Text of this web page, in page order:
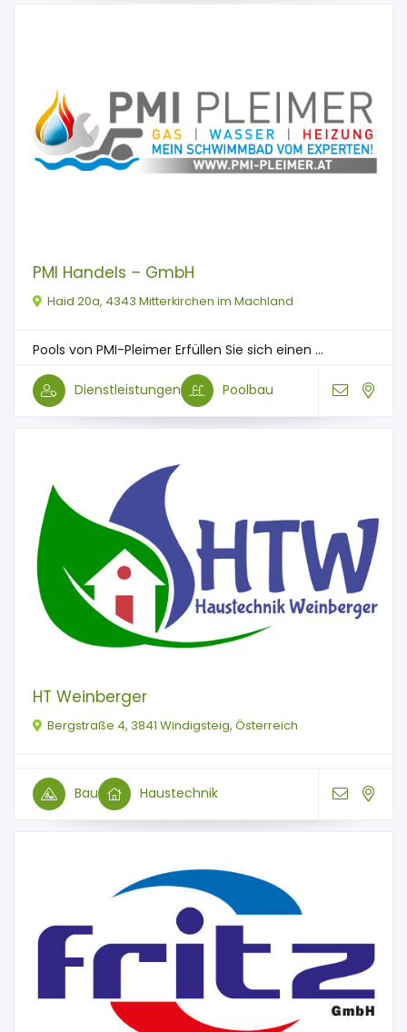
PMI Handels – GmbH
Haid 20a, 4343 Mitterkirchen im Machland
Pools von PMI-Pleimer Erfüllen Sie sich einen ...
Dienstleistungen Poolbau
HT Weinberger
Bergstraße 4, 3841 Windigsteig, Österreich
Bau Haustechnik